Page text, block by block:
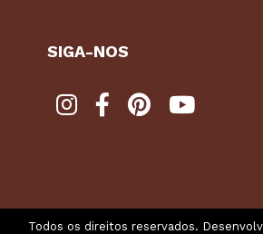
SIGA-NOS
Todos os direitos reservados.